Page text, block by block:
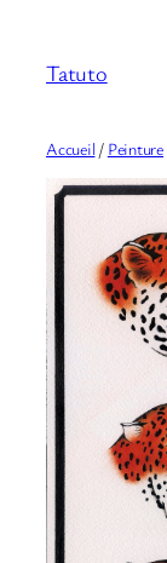
contenu
Tatuto
Accueil/ Peinture